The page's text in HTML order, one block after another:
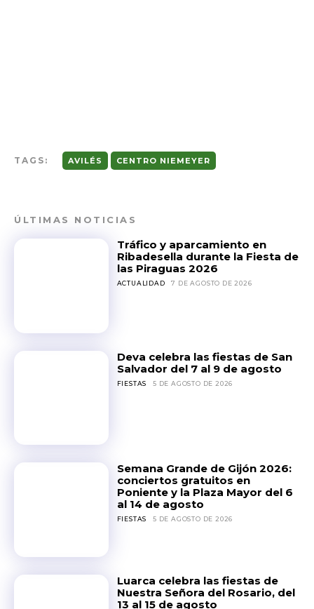
TAGS: AVILÉS CENTRO NIEMEYER
ÚLTIMAS NOTICIAS
Tráfico y aparcamiento en
Ribadesella durante la Fiesta de
las Piraguas 2026
ACTUALIDAD 7 DE AGOSTO DE 2026
Deva celebra las fiestas de San
Salvador del 7 al 9 de agosto
FIESTAS 5 DE AGOSTO DE 2026
Semana Grande de Gijón 2026:
conciertos gratuitos en
Poniente y la Plaza Mayor del 6
al 14 de agosto
FIESTAS 5 DE AGOSTO DE 2026
Luarca celebra las fiestas de
Nuestra Señora del Rosario, del
13 al 15 de agosto